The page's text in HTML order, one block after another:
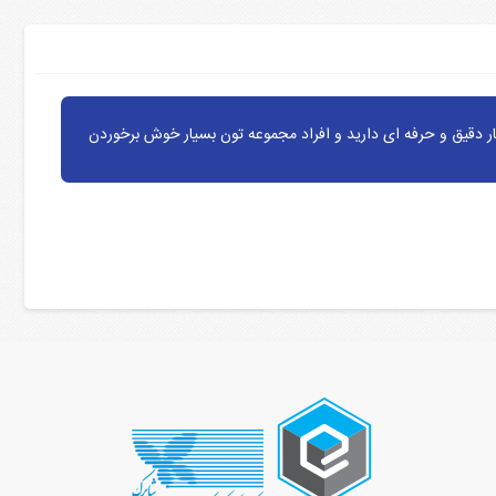
و حرفه ای دارید و افراد مجموعه تون بسیار خوش برخوردن